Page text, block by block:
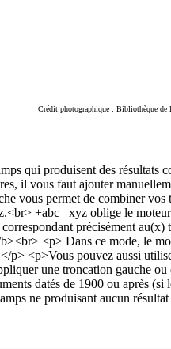
Crédit photographique : Bibliothèque de